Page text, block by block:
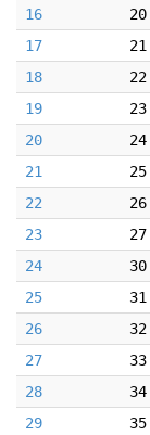
16
20
17
21
18
22
19
23
20
24
21
25
22
26
23
27
24
30
25
31
26
32
27
33
28
34
29
35